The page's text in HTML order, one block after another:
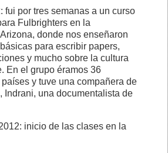
fui por tres semanas a un curso
Fulbrighters en la
donde nos enseñaron
para escribir papers,
y mucho sobre la cultura
En el grupo éramos 36
y tuve una compañera de
Indrani, una documentalista de
inicio de las clases en la